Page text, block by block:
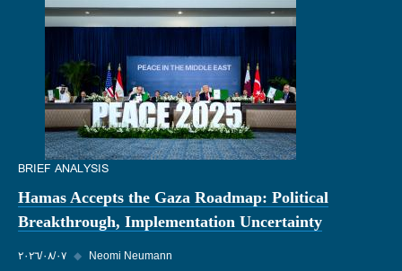
BRIEF ANALYSIS
Hamas Accepts the Gaza Roadmap: Political
Breakthrough, Implementation Uncertainty
٠٧‏/٠٨‏/٢٠٢٦ ◆ Neomi Neumann